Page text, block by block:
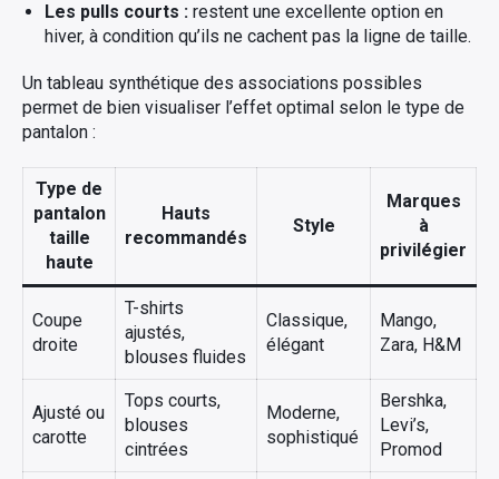
Les pulls courts : restent une excellente option en
hiver, à condition qu’ils ne cachent pas la ligne de taille.
Un tableau synthétique des associations possibles
permet de bien visualiser l’effet optimal selon le type de
pantalon :
Type de
pantalon
taille
haute
Hauts
recommandés
Style
Marques
à
privilégier
Coupe
droite
T-shirts
ajustés,
blouses fluides
Classique,
élégant
Mango,
Zara, H&M
Ajusté ou
carotte
Tops courts,
blouses
cintrées
Moderne,
sophistiqué
Bershka,
Levi’s,
Promod